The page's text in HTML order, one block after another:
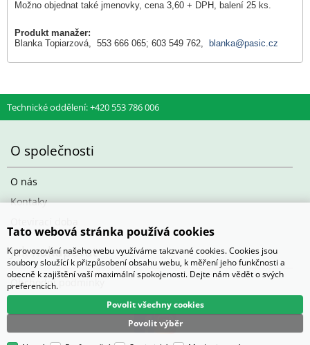
Možno objednat také jmenovky, cena 3,60 + DPH, balení 25 ks.
Produkt manažer:
Blanka Topiarzová, 553 666 065; 603 549 762,
blanka@pasic.cz
Technické oddělení: +420 553 786 006
O společnosti
O nás
Kontaky
Jak nakupovat
Obchodní podmínky
Tato webová stránka používá cookies
K provozování našeho webu využíváme takzvané cookies. Cookies jsou
soubory sloužící k přizpůsobení obsahu webu, k měření jeho funkčnosti a
obecně k zajištění vaší maximální spokojenosti. Dejte nám vědět o svých
preferencích.
Povolit výběr
Povolit všechny cookies